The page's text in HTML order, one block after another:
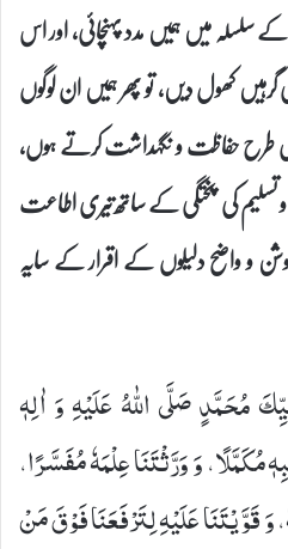
سلسلہ میں ہمیں مدد پہنچائی، اور اس
کھول دیں، تو پھر ہمیں ان لوگوں
حفاظت و نگہداشت کرتے ہوں،
کی پختگی کے ساتھ تیری اطاعت
و واضح دلیلوں کے اقرار کے سایہ
مُحَمَّدٍ- صَلَّى اللّٰهُ عَلَیْهِ وَ اٰلِهٖ-
مُكَمَّلًا، وَ وَرَّثْتَنَا عِلْمَهٗ مُفَسَّرًا،
قَوَّیْتَنَا عَلَیْهِ لِتَرْفَعَنَا فَوْقَ مَنْ